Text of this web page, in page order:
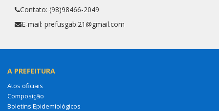
Contato: (98)98466-2049
E-mail: prefusgab.21@gmail.com
A PREFEITURA
Atos oficiais
Composição
Boletins Epidemiológicos